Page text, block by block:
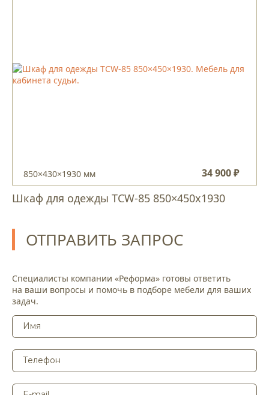
850×430×1930 мм 34 900 ₽
Шкаф для одежды TCW-85 850×450х1930
ОТПРАВИТЬ ЗАПРОС
Специалисты компании «Реформа» готовы ответить
на ваши вопросы и помочь в подборе мебели для ваших
задач.